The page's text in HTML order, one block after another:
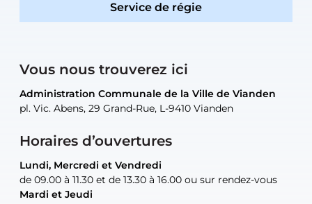
Service de régie
Vous nous trouverez ici
Administration Communale de la Ville de Vianden
pl. Vic. Abens, 29 Grand-Rue, L-9410 Vianden
Horaires d’ouvertures
Lundi, Mercredi et Vendredi
de 09.00 à 11.30 et de 13.30 à 16.00 ou sur rendez-vous
Mardi et Jeudi
Administration Communale de la Ville de Vianden
pl. Vic. Abens, 29 Grand-Rue, L-9410 Vianden
Lundi, Mercredi et Vendredi
de 09.00 à 11.30 et de 13.30 à 16.00 ou sur rendez-vous
Mardi et Jeudi
Administration Communale de la Ville de Vianden
pl. Vic. Abens, 29 Grand-Rue, L-9410 Vianden
uniquement sur rendez-vous
Administration Communale de la Ville de Vianden
pl. Vic. Abens, 29 Grand-Rue, L-9410 Vianden
uniquement sur rendez-vous
Atelier Communal de la Ville de Vianden
30, rue Neugarten, L-9422 Vianden
uniquement sur rendez-vous